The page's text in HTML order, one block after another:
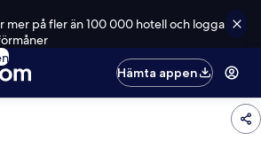
mer på fler än 100 000 hotell och logga
Hämta appen